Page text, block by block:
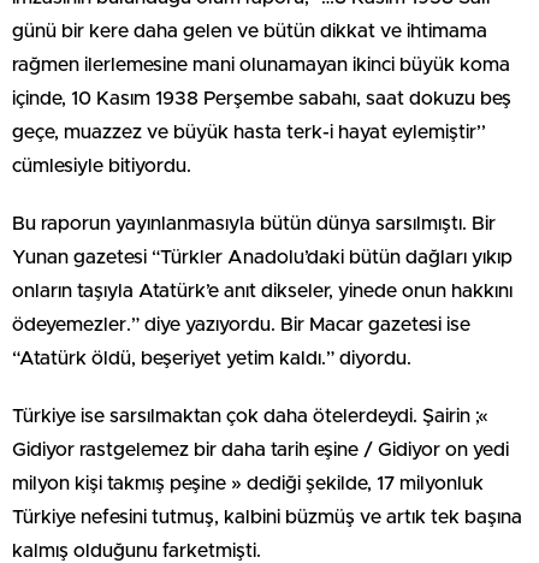
günü bir kere daha gelen ve bütün dikkat ve ihtimama
rağmen ilerlemesine mani olunamayan ikinci büyük koma
içinde, 10 Kasım 1938 Perşembe sabahı, saat dokuzu beş
geçe, muazzez ve büyük hasta terk-i hayat eylemiştir’’
cümlesiyle bitiyordu.
Bu raporun yayınlanmasıyla bütün dünya sarsılmıştı. Bir
Yunan gazetesi “Türkler Anadolu’daki bütün dağları yıkıp
onların taşıyla Atatürk’e anıt dikseler, yinede onun hakkını
ödeyemezler.” diye yazıyordu. Bir Macar gazetesi ise
“Atatürk öldü, beşeriyet yetim kaldı.” diyordu.
Türkiye ise sarsılmaktan çok daha ötelerdeydi. Şairin ;«
Gidiyor rastgelemez bir daha tarih eşine / Gidiyor on yedi
milyon kişi takmış peşine » dediği şekilde, 17 milyonluk
Türkiye nefesini tutmuş, kalbini büzmüş ve artık tek başına
kalmış olduğunu farketmişti.